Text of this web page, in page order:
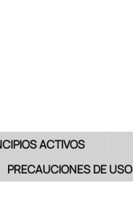
ACTIVOS
PRECAUCIONES DE USO